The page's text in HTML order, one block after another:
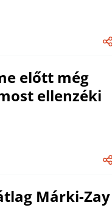
előtt még
ellenzéki
Márki-Zay